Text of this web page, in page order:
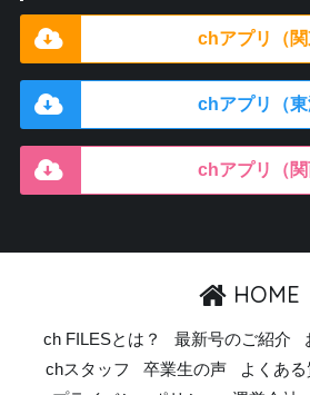
chアプリ（関
chアプリ（東
chアプリ（関
HOME
ch FILESとは？ 最新号のご紹介
chスタッフ
卒業生の声 よくある